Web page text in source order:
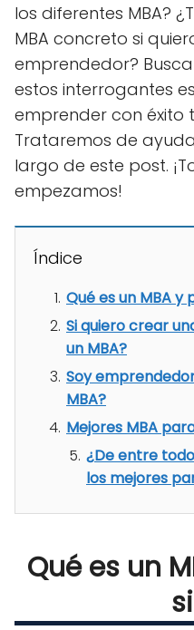
los diferentes MBA?
MBA concreto si
emprendedor?
estos interrogantes
emprender con éxito
Trataremos de
largo de este post.
empezamos!
Índice
Qué es un MBA y
Si quiero crear
un MBA?
Soy
MBA?
Mejores MBA
¿De entre
los mejores
Qué es un